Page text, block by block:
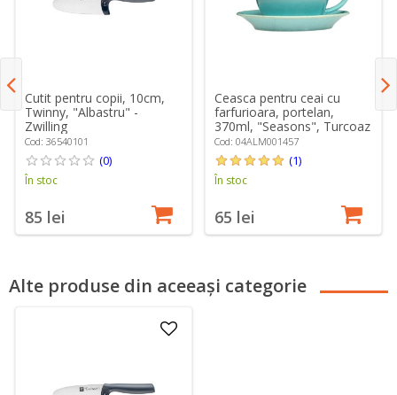
Cutit pentru copii, 10cm,
Twinny, "Albastru" -
Zwilling
Cod: 36540101
(0)
În stoc
85 lei
Ceasca pentru ceai cu
farfurioara, portelan,
370ml, "Seasons", Turcoaz
- Porland
Cod: 04ALM001457
(1)
În stoc
65 lei
Alte produse din aceeași categorie